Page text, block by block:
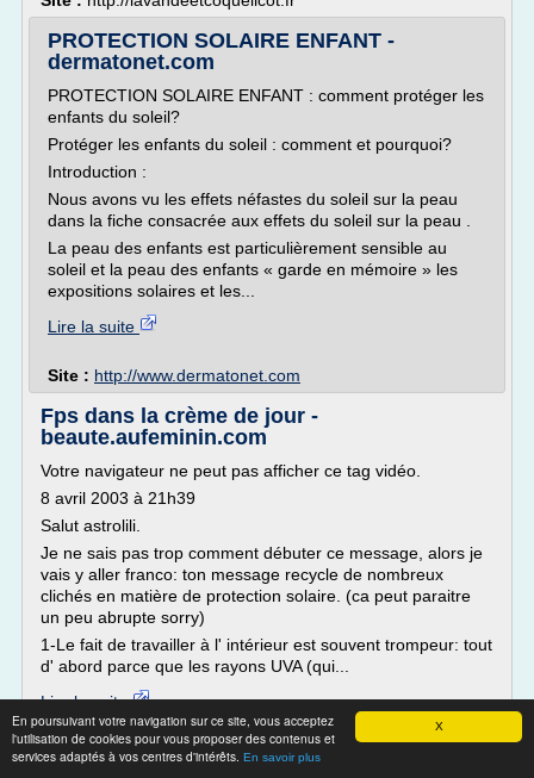
X
En poursuivant votre navigation sur ce site, vous acceptez
l'utilisation de cookies pour vous proposer des contenus et
services adaptés à vos centres d'intérêts. En savoir plus
PROTECTION SOLAIRE ENFANT -
dermatonet.com
PROTECTION SOLAIRE ENFANT : comment protéger les
enfants du soleil?
Protéger les enfants du soleil : comment et pourquoi?
Introduction :
Nous avons vu les effets néfastes du soleil sur la peau
dans la fiche consacrée aux effets du soleil sur la peau .
La peau des enfants est particulièrement sensible au
soleil et la peau des enfants « garde en mémoire » les
expositions solaires et les...
Lire la suite
Site : http://www.dermatonet.com
Fps dans la crème de jour -
beaute.aufeminin.com
Votre navigateur ne peut pas afficher ce tag vidéo.
8 avril 2003 à 21h39
Salut astrolili.
Je ne sais pas trop comment débuter ce message, alors je
vais y aller franco: ton message recycle de nombreux
clichés en matière de protection solaire. (ca peut paraitre
un peu abrupte sorry)
1-Le fait de travailler à l' intérieur est souvent trompeur: tout
d' abord parce que les rayons UVA (qui...
Lire la suite
Date:2003-04-08 22:06:04
Site :http://beaute.aufeminin.com